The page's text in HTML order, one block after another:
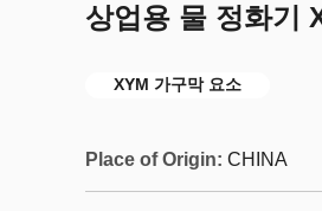
상업용 물 정화기
XYM 가구막 요소
Place of Origin: CHINA